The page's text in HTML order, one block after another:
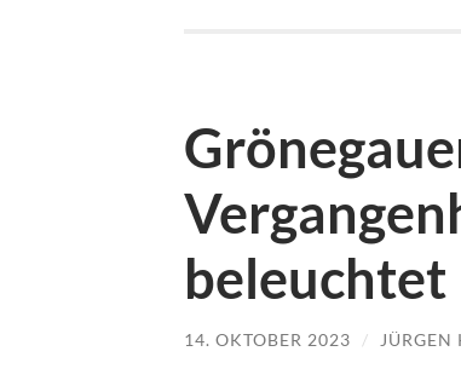
beleuchtet
14. OKTOBER 2023 / JÜRGEN